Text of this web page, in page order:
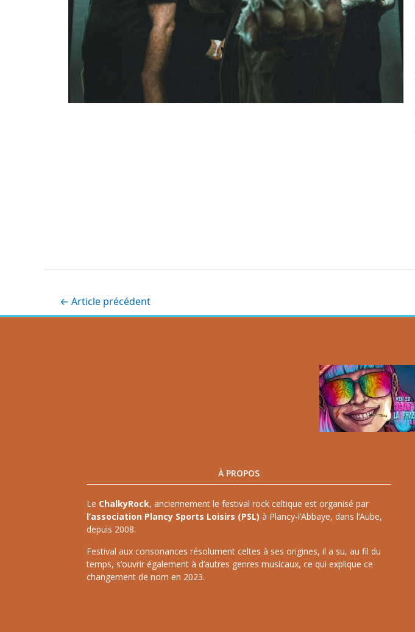
← Article précédent
À PROPOS
Le ChalkyRock, anciennement le festival rock celtique est organisé par
l’association Plancy Sports Loisirs (PSL) à Plancy-l’Abbaye, dans l’Aube,
depuis 2008.
Festival aux consonances résolument celtes à ses origines, il a su, au fil du
temps, s’ouvrir également à d’autres genres musicaux, ce qui explique ce
changement de nom en 2023.